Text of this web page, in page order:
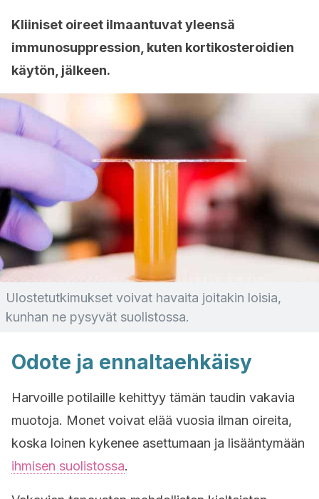
Kliiniset oireet ilmaantuvat yleensä
immunosuppression, kuten kortikosteroidien
käytön, jälkeen.
Ulostetutkimukset voivat havaita joitakin loisia,
kunhan ne pysyvät suolistossa.
Odote ja ennaltaehkäisy
Harvoille potilaille kehittyy tämän taudin vakavia
muotoja. Monet voivat elää vuosia ilman oireita,
koska loinen kykenee asettumaan ja lisääntymään
ihmisen suolistossa.